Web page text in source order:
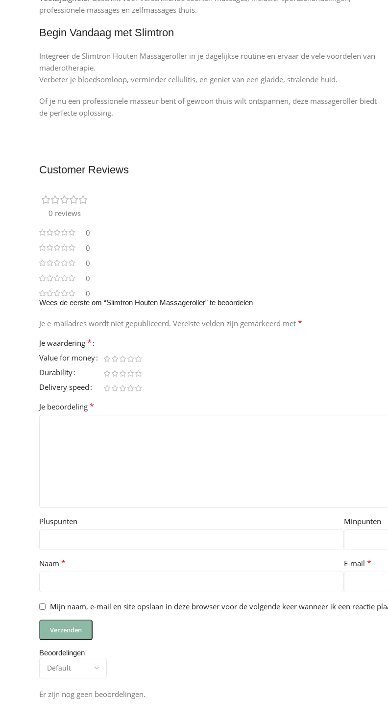
professionele massages en zelfmassages thuis.
Begin Vandaag met Slimtron
Integreer de Slimtron Houten Massageroller in je dagelijkse routine en ervaar de vele voordelen van
maderotherapie.
Verbeter je bloedsomloop, verminder cellulitis, en geniet van een gladde, stralende huid.
Of je nu een professionele masseur bent of gewoon thuis wilt ontspannen, deze massageroller biedt
de perfecte oplossing.
Customer Reviews
0 reviews
0
0
0
0
0
Beoordelingen
Er zijn nog geen beoordelingen.
Wees de eerste om “Slimtron Houten Massageroller” te beoordelen
Je e-mailadres wordt niet gepubliceerd. Vereiste velden zijn gemarkeerd met *
Je waardering *
Value for money
Durability
Delivery speed
Je beoordeling *
Pluspunten Minpunten
Naam * E-mail *
Mijn naam, e-mail en site opslaan in deze browser voor de volgende keer wanneer ik een reactie